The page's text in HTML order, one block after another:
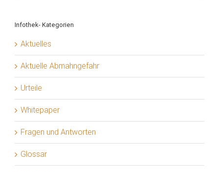
Infothek- Kategorien
Aktuelles
Aktuelle Abmahngefahr
Urteile
Whitepaper
Fragen und Antworten
Glossar